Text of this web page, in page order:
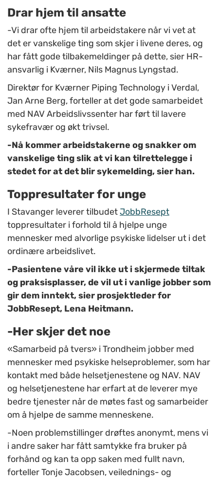
Drar hjem til ansatte
-Vi drar ofte hjem til arbeidstakere når vi vet at
det er vanskelige ting som skjer i livene deres, og
har fått gode tilbakemeldinger på dette, sier HR-
ansvarlig i Kværner, Nils Magnus Lyngstad.
Direktør for Kværner Piping Technology i Verdal,
Jan Arne Berg, forteller at det gode samarbeidet
med NAV Arbeidslivssenter har ført til lavere
sykefravær og økt trivsel.
-Nå kommer arbeidstakerne og snakker om
vanskelige ting slik at vi kan tilrettelegge i
stedet for at det blir sykemelding, sier han.
Toppresultater for unge
I Stavanger leverer tilbudetJobbResept
toppresultater i forhold til å hjelpe unge
mennesker med alvorlige psykiske lidelser ut i det
ordinære arbeidslivet.
-Pasientene våre vil ikke ut i skjermede tiltak
og praksisplasser, de vil ut i vanlige jobber som
gir dem inntekt, sier prosjektleder for
JobbResept, Lena Heitmann.
-Her skjer det noe
«Samarbeid på tvers» i Trondheim jobber med
mennesker med psykiske helseproblemer, som har
kontakt med både helsetjenestene og NAV. NAV
og helsetjenestene har erfart at de leverer mye
bedre tjenester når de møtes fast og samarbeider
om å hjelpe de samme menneskene.
-Noen problemstillinger drøftes anonymt, mens vi
i andre saker har fått samtykke fra bruker på
forhånd og kan ta opp saken med fullt navn,
forteller Tonje Jacobsen, veilednings- og